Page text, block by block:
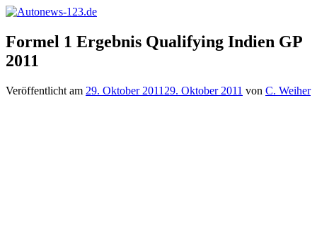
Zum
springen
Autonews-
123.de
Autonews
mit
Charme
Formel 1 Ergebnis Qualifying Indien GP
2011
Veröffentlicht am 29. Oktober 2011 29. Oktober 2011 von C. Weiher